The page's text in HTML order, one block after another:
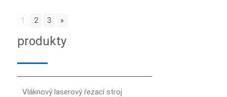
1 2 3 »
produkty
Vláknový laserový řezací stroj